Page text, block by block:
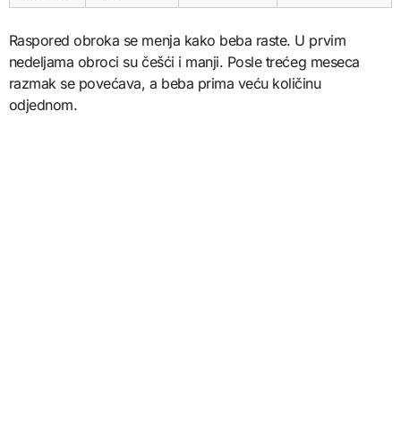
Raspored obroka se menja kako beba raste. U prvim
nedeljama obroci su češći i manji. Posle trećeg meseca
razmak se povećava, a beba prima veću količinu
odjednom.